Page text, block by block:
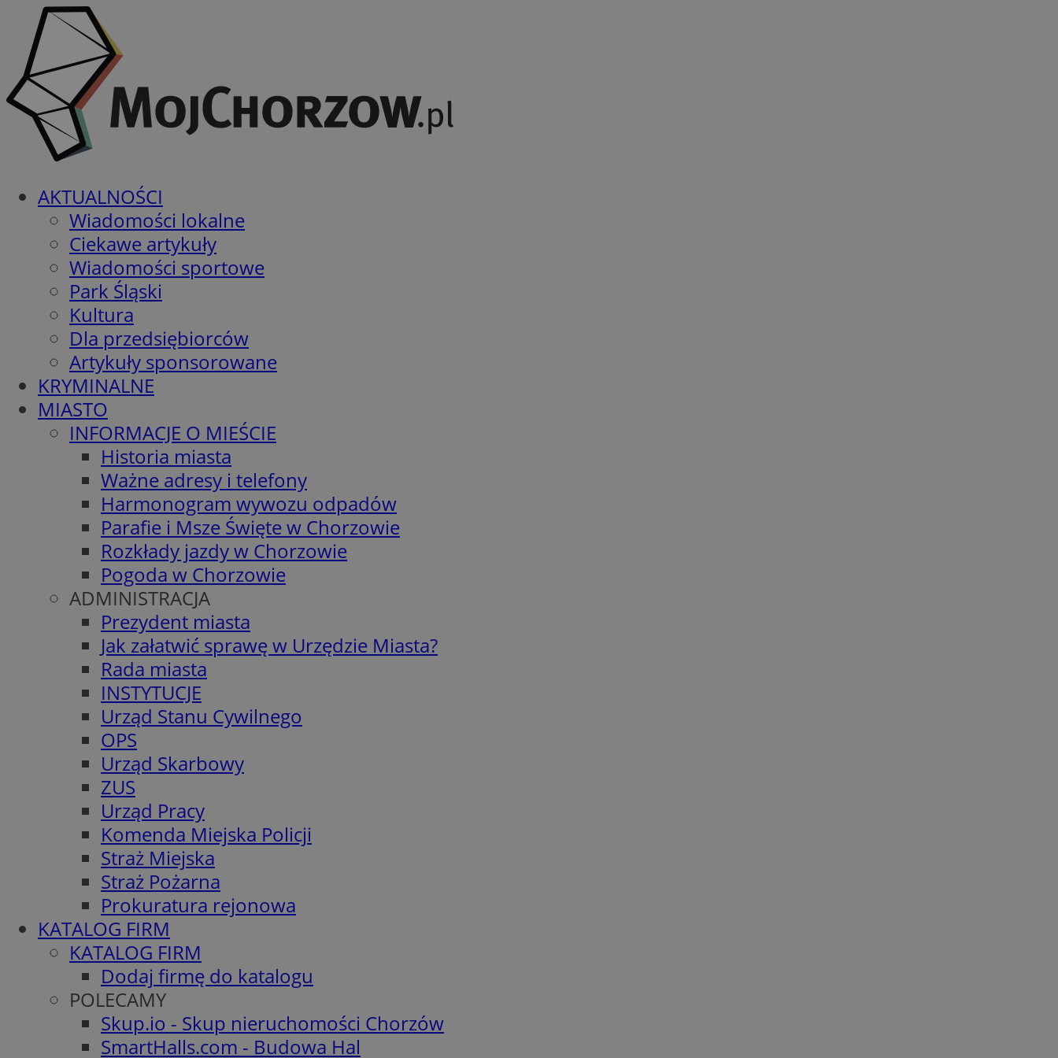
AKTUALNOŚCI
Wiadomości lokalne
Ciekawe artykuły
Wiadomości sportowe
Park Śląski
Kultura
Dla przedsiębiorców
Artykuły sponsorowane
KRYMINALNE
MIASTO
INFORMACJE O MIEŚCIE
Historia miasta
Ważne adresy i telefony
Harmonogram wywozu odpadów
Parafie i Msze Święte w Chorzowie
Rozkłady jazdy w Chorzowie
Pogoda w Chorzowie
ADMINISTRACJA
Prezydent miasta
Jak załatwić sprawę w Urzędzie Miasta?
Rada miasta
INSTYTUCJE
Urząd Stanu Cywilnego
OPS
Urząd Skarbowy
ZUS
Urząd Pracy
Komenda Miejska Policji
Straż Miejska
Straż Pożarna
Prokuratura rejonowa
KATALOG FIRM
KATALOG FIRM
Dodaj firmę do katalogu
POLECAMY
Skup.io - Skup nieruchomości Chorzów
SmartHalls.com - Budowa Hal